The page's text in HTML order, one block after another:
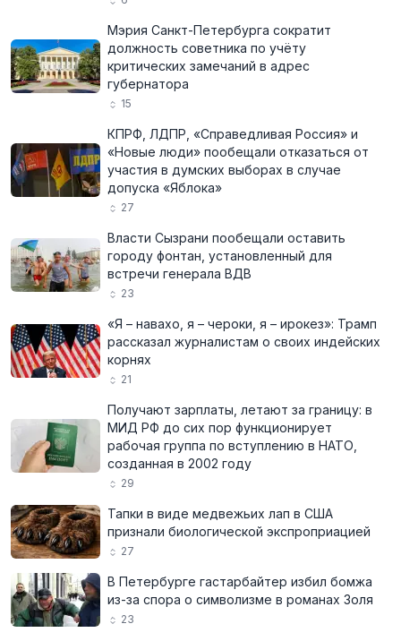
Мэрия Санкт-Петербурга сократит
должность советника по учёту
критических замечаний в адрес
губернатора
15
КПРФ, ЛДПР, «Справедливая Россия» и
«Новые люди» пообещали отказаться от
участия в думских выборах в случае
допуска «Яблока»
27
Власти Сызрани пообещали оставить
городу фонтан, установленный для
встречи генерала ВДВ
23
«Я – навахо, я – чероки, я – ирокез»: Трамп
рассказал журналистам о своих индейских
корнях
21
Получают зарплаты, летают за границу: в
МИД РФ до сих пор функционирует
рабочая группа по вступлению в НАТО,
созданная в 2002 году
29
Тапки в виде медвежьих лап в США
признали биологической экспроприацией
27
В Петербурге гастарбайтер избил бомжа
из-за спора о символизме в романах Золя
23